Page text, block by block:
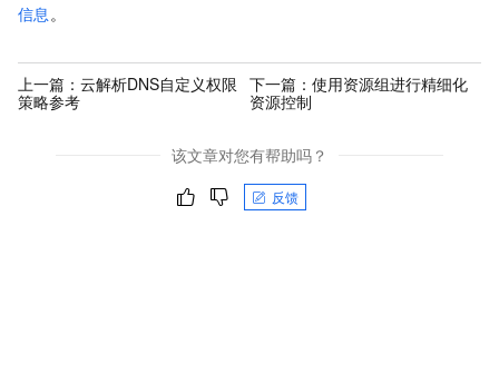
信息。
上一篇： 云解析DNS自定义权限
策略参考
下一篇：使用资源组进行精细化
资源控制
该文章对您有帮助吗？
反馈